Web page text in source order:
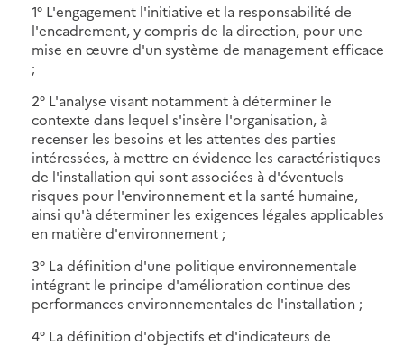
1° L'engagement l'initiative et la responsabilité de
l'encadrement, y compris de la direction, pour une
mise en œuvre d'un système de management efficace
;
2° L'analyse visant notamment à déterminer le
contexte dans lequel s'insère l'organisation, à
recenser les besoins et les attentes des parties
intéressées, à mettre en évidence les caractéristiques
de l'installation qui sont associées à d'éventuels
risques pour l'environnement et la santé humaine,
ainsi qu'à déterminer les exigences légales applicables
en matière d'environnement ;
3° La définition d'une politique environnementale
intégrant le principe d'amélioration continue des
performances environnementales de l'installation ;
4° La définition d'objectifs et d'indicateurs de